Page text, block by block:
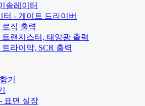
솔레이터
터 - 게이트 드라이버
직 출력
트랜지스터, 태양광 출력
라이악, SCR 출력
기
표면 실장